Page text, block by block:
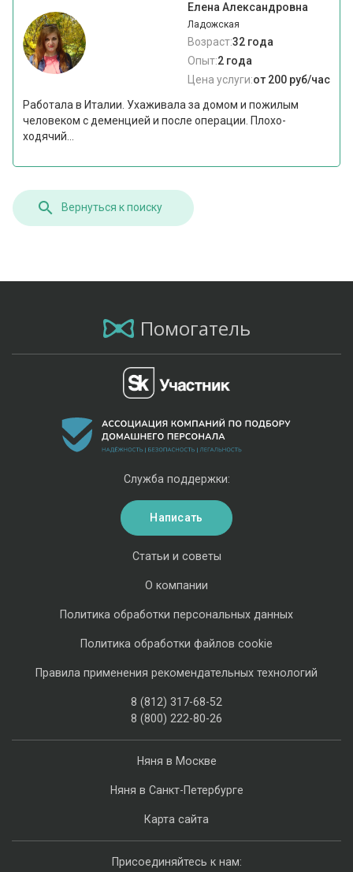
Елена Александровна
Ладожская
Возраст:32 года
Опыт:2 года
Цена услуги:от 200 руб/час
Работала в Италии. Ухаживала за домом и пожилым
человеком с деменцией и после операции. Плохо-
ходячий...
Вернуться к поиску
Помогатель
Няня в Москве
Няня в Санкт-Петербурге
Карта сайта
Статьи и советы
О компании
Политика обработки персональных данных
Политика обработки файлов cookie
Правила применения рекомендательных технологий
8 (812) 317-68-52
8 (800) 222-80-26
Служба поддержки:
Написать
Присоединяйтесь к нам: